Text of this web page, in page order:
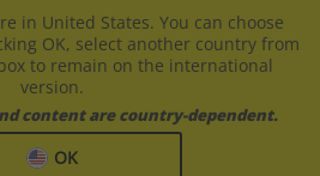
in United States. You can choose
OK, select another country from
to remain on the international
version.
content are country-dependent.
OK